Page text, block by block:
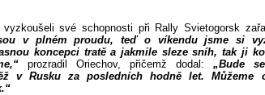
své schopnosti při Rally Svietogorsk
v plném proudu, teď o víkendu jsme si
koncepci tratě a jakmile sleze sníh, tak ji
prozradil Oriechov, přičemž dodal:„Bude
v Rusku za posledních hodně let. Můžeme